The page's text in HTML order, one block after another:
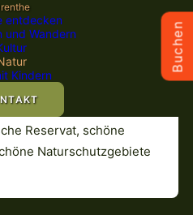
entdecken
und Wandern
Kindern
Geopark 🔗
in der Region Hondsrug,
an denen es viel zu
Dolmen, mittelalterliche
Reservat, schöne
Naturschutzgebiete
Buchen